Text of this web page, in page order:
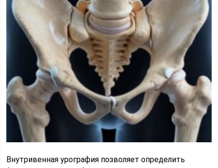
Внутривенная урография позволяет определить